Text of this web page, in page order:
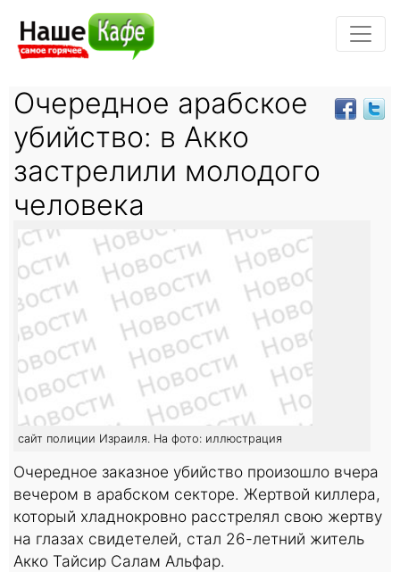
Очередное арабское
убийство: в Акко
застрелили молодого
человека
сайт полиции Израиля. На фото: иллюстрация
Очередное заказное убийство произошло вчера
вечером в арабском секторе. Жертвой киллера,
который хладнокровно расстрелял свою жертву
на глазах свидетелей, стал 26-летний житель
Акко Тайсир Салам Альфар.